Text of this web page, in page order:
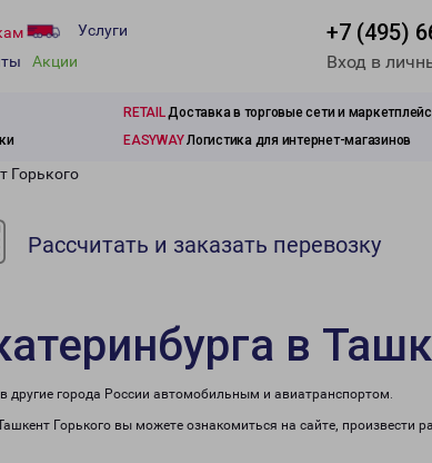
Услуги
Акции
+7 (495)
Вход в
RETAILДоставка в торговые сети и
EASYWAYЛогистика для интернет-магазинов
Горького
Рассчитать и заказать перевозку
в
другие города России автомобильным и авиатранспортом.
Горького вы можете ознакомиться на сайте, произвести